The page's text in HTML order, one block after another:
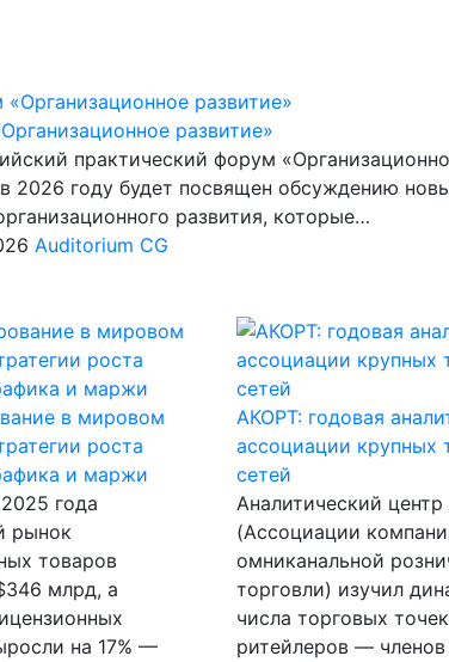
развитие»
практический форум
2026 году будет посвящен обсуждению
развития, которые…
Auditorium CG
в мировом
роста
и маржи
года
рынок
товаров
млрд, а
на 17% —
АКОРТ: годовая
ассоциации крупных
сетей
Аналитический
(Ассоциации
омниканальной
торговли) изучил
числа торговых точек
ритейлеров —